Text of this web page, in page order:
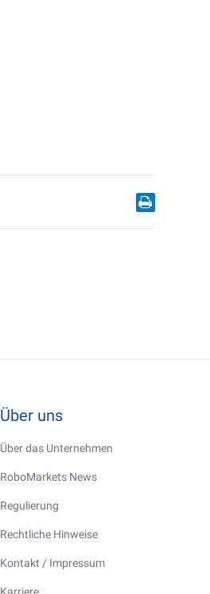
Über uns
Über das Unternehmen
RoboMarkets News
Regulierung
Rechtliche Hinweise
Kontakt / Impressum